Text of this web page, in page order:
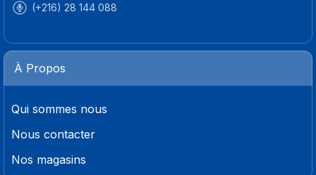
(+216) 28 144 088
À Propos
Qui sommes nous
Nous contacter
Nos magasins